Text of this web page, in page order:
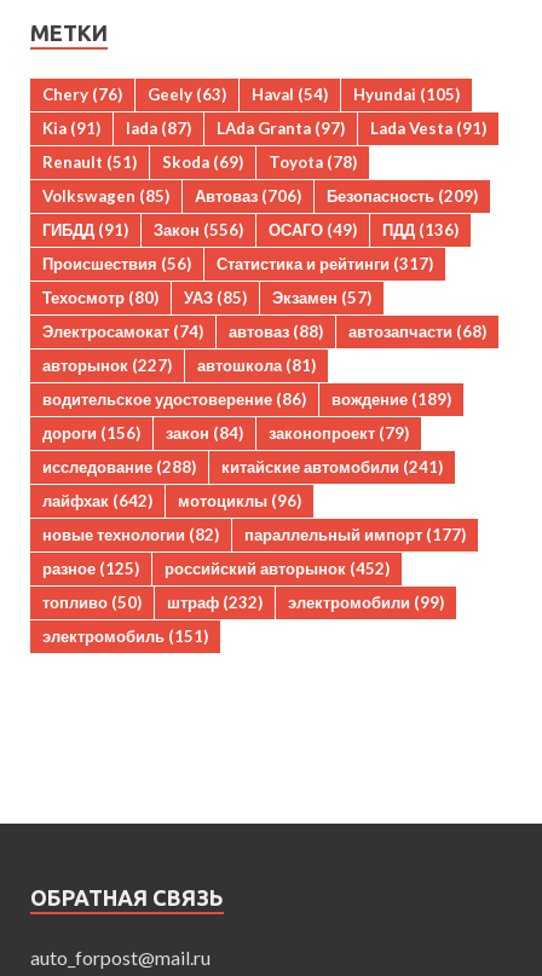
МЕТКИ
Chery (76) Geely (63) Haval (54) Hyundai (105)
Kia (91) lada (87) LAda Granta (97) Lada Vesta (91)
Renault (51) Skoda (69) Toyota (78)
Volkswagen (85) Автоваз (706) Безопасность (209)
ГИБДД (91) Закон (556) ОСАГО (49) ПДД (136)
Происшествия (56) Статистика и рейтинги (317)
Техосмотр (80) УАЗ (85) Экзамен (57)
Электросамокат (74) автоваз (88) автозапчасти (68)
авторынок (227) автошкола (81)
водительское удостоверение (86) вождение (189)
дороги (156) закон (84) законопроект (79)
исследование (288) китайские автомобили (241)
лайфхак (642) мотоциклы (96)
новые технологии (82) параллельный импорт (177)
разное (125) российский авторынок (452)
топливо (50) штраф (232) электромобили (99)
электромобиль (151)
ОБРАТНАЯ СВЯЗЬ
auto_forpost@mail.ru